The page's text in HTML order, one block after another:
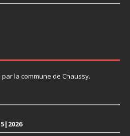
la commune de Chaussy.